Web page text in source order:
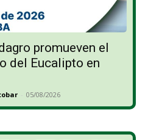
promueven el
del Eucalipto en
- 05/08/2026